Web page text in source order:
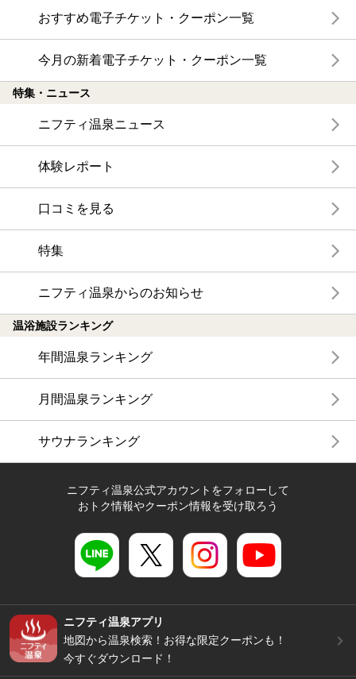
おすすめ電子チケット・クーポン一覧
今月の新着電子チケット・クーポン一覧
特集・ニュース
ニフティ温泉ニュース
体験レポート
口コミを見る
特集
ニフティ温泉からのお知らせ
温浴施設ランキング
年間温泉ランキング
月間温泉ランキング
サウナランキング
ニフティ温泉公式アカウントをフォローして
おトク情報やクーポン情報を受け取ろう
ニフティ温泉アプリ
地図から温泉検索！お得な限定クーポンも！
今すぐダウンロード！